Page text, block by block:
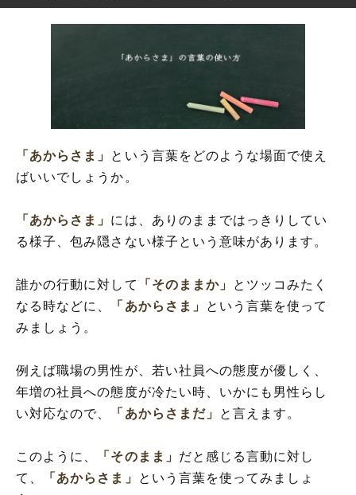
「あからさま」 という言葉をどのような場面で使え
ばいいでしょうか。
「あからさま」 には、ありのままではっきりしてい
る様子、包み隠さない様子という意味があります。
誰かの行動に対して 「そのままか」
とツッコみたく
なる時などに、
「あからさま」
という言葉を使って
みましょう。
例えば職場の男性が、若い社員への態度が優しく、
年増の社員への態度が冷たい時、いかにも男性らし
い対応なので、
「あからさまだ」 と言えます。
このように、 「そのまま」 だと感じる言動に対し
て、
「あからさま」
という言葉を使ってみましょ